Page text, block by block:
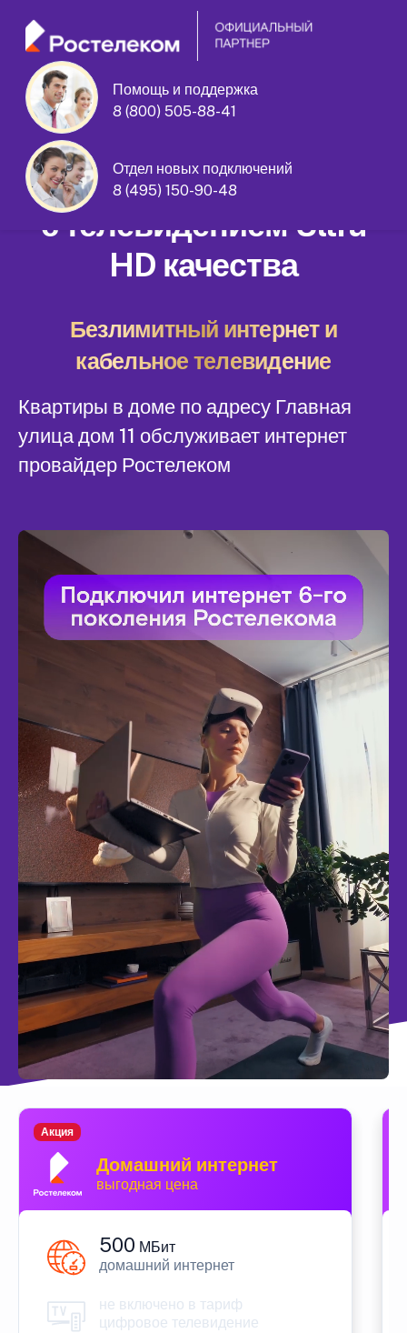
Помощь и поддержка
8 (800) 505-88-41
Отдел новых подключений
8 (495) 150-90-48
Главная улица дом 11
Домашний интернет
с телевидением Ultra
HD качества
Безлимитный интернет и
кабельное телевидение
Квартиры в доме по адресу Главная
улица дом 11 обслуживает интернет
провайдер Ростелеком
Домашний интернет
выгодная цена
Акция
500 МБит
домашний интернет
не включено в тариф
цифровое телевидение